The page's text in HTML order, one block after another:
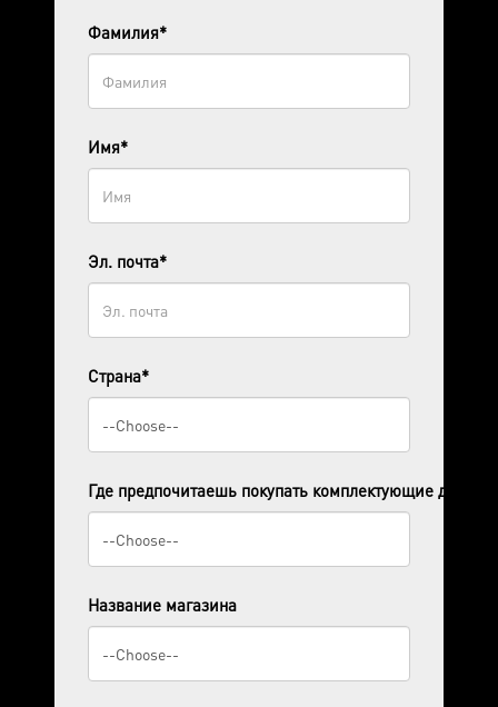
Фамилия*
Имя*
Эл. почта*
Страна*
Где предпочитаешь покупать комплектующие для ПК?
Название магазина